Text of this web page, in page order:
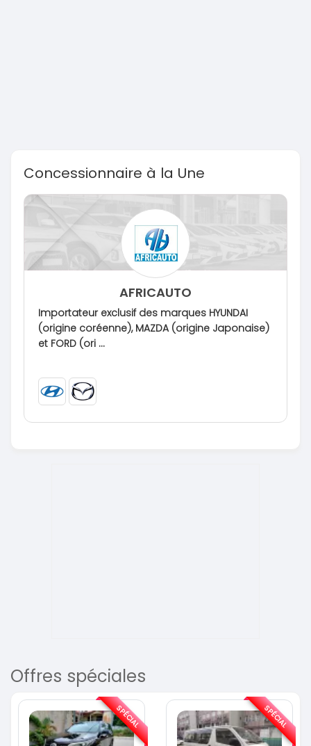
Concessionnaire à la Une
AFRICAUTO
Importateur exclusif des marques HYUNDAI
(origine coréenne), MAZDA (origine Japonaise)
et FORD (ori ...
Offres spéciales
SPÉCIAL SPÉCIAL